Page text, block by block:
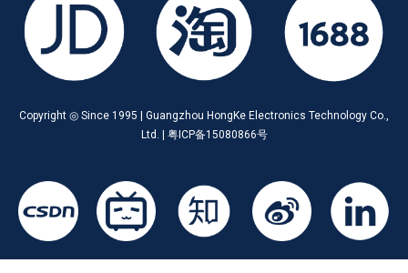
Copyright ◎ Since 1995 | Guangzhou HongKe Electronics Technology Co.,
Ltd. | 粤ICP备15080866号